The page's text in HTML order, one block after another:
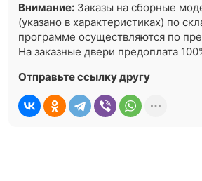
Внимание: Заказы на сборные
(указано в характеристиках) по
программе осуществляются по
На заказные двери предоплата
Отправьте ссылку другу